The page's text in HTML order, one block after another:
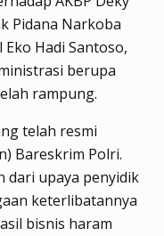
Pidana Narkoba
Hadi Santoso,
berupa
rampung.
telah resmi
Bareskrim Polri.
dari upaya penyidik
keterlibatannya
bisnis haram